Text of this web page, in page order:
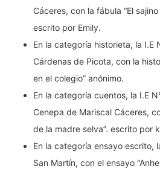
Cáceres, con la fábula “El
escrito por Emily.
En la categoría historieta, la I.E
Cárdenas de Picota, con la
en el colegio” anónimo.
En la categoría cuentos, la I.E
Cenepa de Mariscal Cáceres,
de la madre selva”. escrito por
En la categoría ensayo escrito,
San Martín, con el ensayo